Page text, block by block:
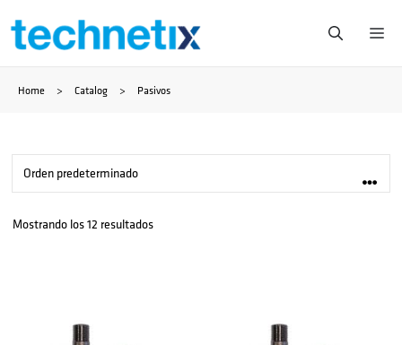
Saltar
contenido
Home > Catalog > Pasivos
Mostrando los 12 resultados